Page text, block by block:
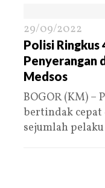
29/09/2022
Polisi Ringkus
Penyerangan
Medsos
BOGOR (KM) –
bertindak cepat
sejumlah